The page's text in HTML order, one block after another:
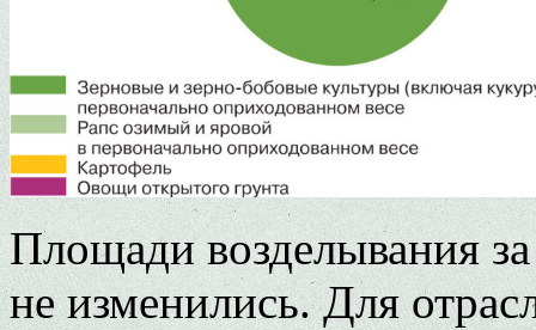
Площади возделывания
не изменились. Для